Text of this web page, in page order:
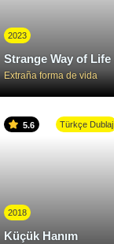
2023
Strange Way of Life
Extraña forma de vida
5.6 Türkçe Dublaj
2018
Küçük Hanım